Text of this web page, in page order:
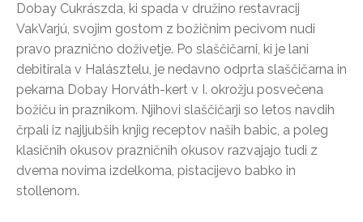
Dobay Cukrászda, ki spada v družino restavracij
VakVarjú, svojim gostom z božičnim pecivom nudi
pravo praznično doživetje. Po slaščičarni, ki je lani
debitirala v Halásztelu, je nedavno odprta slaščičarna in
pekarna Dobay Horváth-kert v I. okrožju posvečena
božiču in praznikom. Njihovi slaščičarji so letos navdih
črpali iz najljubših knjig receptov naših babic, a poleg
klasičnih okusov prazničnih okusov razvajajo tudi z
dvema novima izdelkoma, pistacijevo babko in
stollenom.